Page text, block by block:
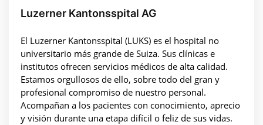
Luzerner Kantonsspital AG
El Luzerner Kantonsspital (LUKS) es el hospital no
universitario más grande de Suiza. Sus clínicas e
institutos ofrecen servicios médicos de alta calidad.
Estamos orgullosos de ello, sobre todo del gran y
profesional compromiso de nuestro personal.
Acompañan a los pacientes con conocimiento, aprecio
y visión durante una etapa difícil o feliz de sus vidas.